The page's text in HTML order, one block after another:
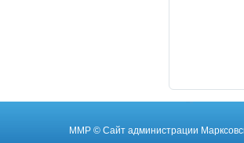
ММР © Cайт администрации